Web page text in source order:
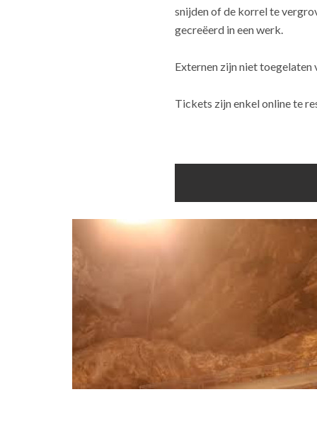
snijden of de korrel te
gecreëerd in een werk.
Externen zijn niet toegelaten
Tickets zijnenkel onlinete